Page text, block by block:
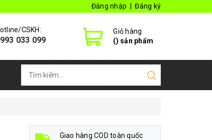
Đăng nhập Đăng ký
CSKH:
033 099
Giỏ hàng
() sản phẩm
Giao hàng COD toàn quốc